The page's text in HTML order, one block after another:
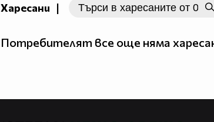
Харесани |
Потребителят все още няма